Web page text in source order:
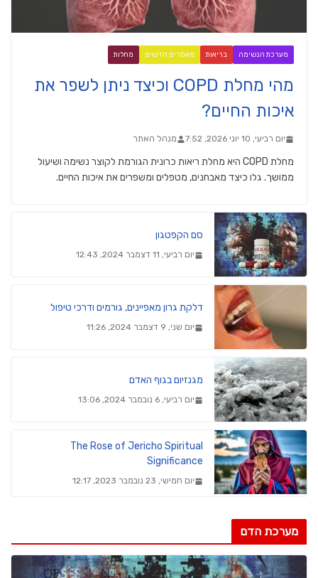
מערכת הנשימה בריאות מאמרים חדשים מחלות
מהי מחלת COPD וכיצד ניתן לשפר את
איכות החיים?
יום רביעי, 10 יוני 2026, 7:52 מנהל האתר
מחלת COPD היא מחלת ריאות כרונית הגורמת לקוצר נשימה ושיעול
ממושך. גלו כיצד מאבחנים, מטפלים ומשפרים את איכות החיים.
סם הקפטגון
יום רביעי, 11 דצמבר 2024, 12:43
דלקת גרון מאפיינים, גורמים ודרכי טיפול
יום שני, 9 דצמבר 2024, 11:26
מגנזיום בגוף האדם
יום רביעי, 6 נובמבר 2024, 13:06
The Rose of Jericho Spiritual
Significance
יום חמישי, 23 נובמבר 2023, 12:17
מערכת הדם